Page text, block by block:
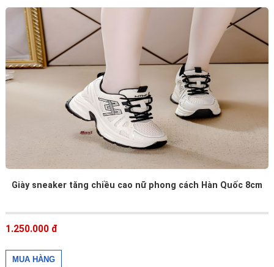
Giày sneaker tăng chiều cao nữ phong cách Hàn Quốc 8cm
1.250.000 đ